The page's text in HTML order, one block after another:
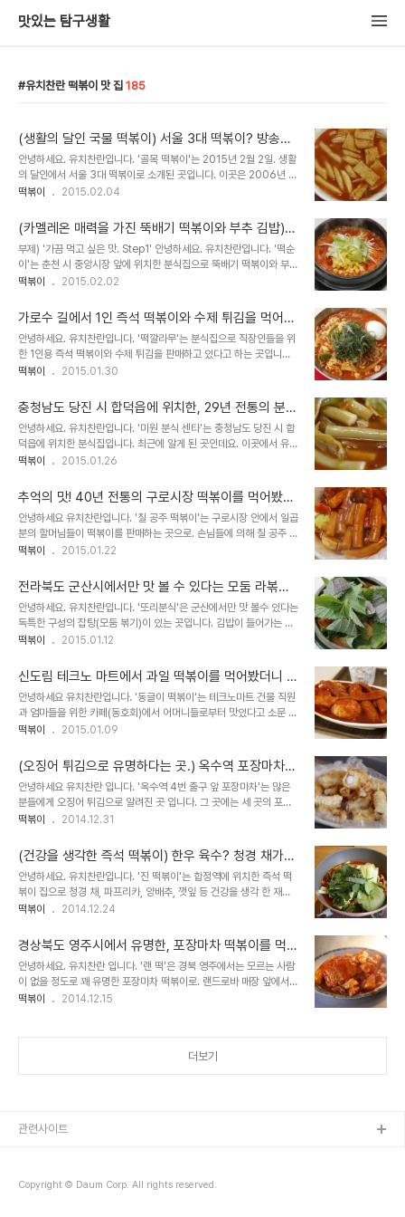
맛있는 탐구생활
유치찬란 떡볶이 맛 집 185
(생활의 달인 국물 떡볶이) 서울 3대 떡볶이? 방송에
소개된 떡볶이 집을 가봤더니 - 골목 떡볶이
안녕하세요. 유치찬란입니다. '골목 떡볶이'는 2015년 2월 2일. 생활
의 달인에서 서울 3대 떡볶이로 소개된 곳입니다. 이곳은 2006년 가
건물에서 영업했었을 때부터 1년에 한두 번 정도 주기적으로 가봤던
찾아가봤습니..
떡볶이 2015.02.04
(카멜레온 매력을 가진 뚝배기 떡볶이와 부추 김밥)
강원도 춘천 시 중앙시장 앞 분식집을 가봤더니 -떡순
이
부제) '가끔 먹고 싶은 맛. Step1' 안녕하세요. 유치찬란입니다. '떡순
이'는 춘천 시 중앙시장 앞에 위치한 분식집으로 뚝배기 떡볶이와 부추
김밥이 유명한 곳입니다. 이미 여러 차례 가본 곳인데요. 튀김을 다시
화가 생..
떡볶이 2015.02.02
가로수 길에서 1인 즉석 떡볶이와 수제 튀김을 먹어봤
더니 - 떡깔라무
안녕하세요. 유치찬란입니다. '떡깔라무'는 분식집으로 직장인들을 위
한 1인용 즉석 떡볶이와 수제 튀김을 판매하고 있다고 하는 곳입니다.
뒤늦게 알게 되어 찾아가 봤습니다. 2015년 1월 19일 방문하다. 오픈
습니다. 분..
떡볶이 2015.01.30
충청남도 당진 시 합덕읍에 위치한, 29년 전통의 분식
집을 가봤더니 -미원 분식 센타
안녕하세요. 유치찬란입니다. '미원 분식 센타'는 충청남도 당진 시 합
덕읍에 위치한 분식집입니다. 최근에 알게 된 곳인데요. 이곳에서 유명
하다고 하는, 떡볶이와 고구마튀김 맛이 궁금해 다녀와 봤습니다.
은 분위기였고...
떡볶이 2015.01.26
추억의 맛! 40년 전통의 구로시장 떡볶이를 먹어봤더
니 -칠 공주 떡볶이
안녕하세요 유치찬란입니다. '칠 공주 떡볶이'는 구로시장 안에서 일곱
분의 할머님들이 떡볶이를 판매하는 곳으로. 손님들에 의해 칠 공주 떡
볶이로 불려 진 곳입니다. 지금은 여섯 분이 하시고 계시지만, 여전히
다고..
떡볶이 2015.01.22
전라북도 군산시에서만 맛 볼 수 있다는 모둠 라볶이.
잡탕 떡볶이를 먹어봤더니 - 또리분식
안녕하세요. 유치찬란입니다. '또리분식'은 군산에서만 맛 볼수 있다는
독특한 구성의 잡탕(모둠 볶기)이 있는 곳입니다. 김밥이 들어가는 제
주 식 모둠 볶기인 모닦치기, 튀김을 상추와 함께 싸 먹는 광주식 상추
이..
떡볶이 2015.01.12
신도림 테크노 마트에서 과일 떡볶이를 먹어봤더니 -
동글이 떡볶이
안녕하세요 유치찬란입니다. '동글이 떡볶이'는 테크노마트 건물 직원
과 엄마들을 위한 카페(동호회)에서 어머니들로부터 맛있다고 소문 나
있는 곳입니다. 떡볶이에 파인애플을 갈아 넣어 만든다고 알려져 있는
테크노마..
떡볶이 2015.01.09
(오징어 튀김으로 유명하다는 곳.) 옥수역 포장마차에
서 떡볶이와 오징어 튀김을 먹어봤더니 - 옥수역 4번
출구 앞 포장마차
안녕하세요 유치찬란 입니다. '옥수역 4번 출구 앞 포장마차'는 많은
분들에게 오징어 튀김으로 알려진 곳 입니다. 그 곳에는 세 곳의 포장
마차가 있었는데요. 얘기만 듣고 있었다가 그 곳 튀김과 떡볶이 맛이
첫 번째 포..
떡볶이 2014.12.31
(건강을 생각한 즉석 떡볶이) 한우 육수? 청경 채가
들어간 즉석떡볶이를 먹어봤더니 - 진 떡볶이
안녕하세요. 유치찬란입니다. '진 떡볶이'는 합정역에 위치한 즉석 떡
볶이 집으로 청경 채, 파프리카, 양배추, 깻잎 등 건강을 생각 한 재료
들을 사용한다는 곳입니다. 그 맛이 궁금해 찾아가봤습니다. 2014년
구가 마음에..
떡볶이 2014.12.24
경상북도 영주시에서 유명한, 포장마차 떡볶이를 먹어
봤더니 - 랜 떡
안녕하세요. 유치찬란 입니다. '랜 떡'은 경북 영주에서는 모르는 사람
이 없을 정도로 꽤 유명한 포장마차 떡볶이로. 랜드로바 매장 앞에서
떡볶이를 팔아 사람들에게 '랜 떡'이라고 불린다는 곳입니다. 지난 9
떡볶이 2014.12.15
더보기
Copyright © Daum Corp. All rights reserved.
관련사이트